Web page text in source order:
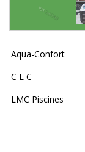
Aqua-Confort
C L C
LMC Piscines